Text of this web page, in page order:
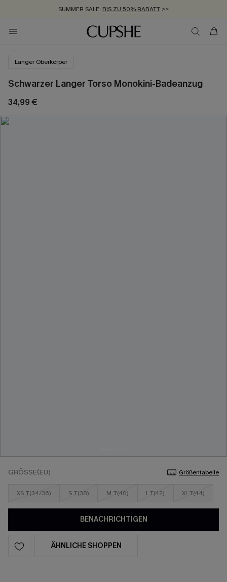
SUMMER SALE: BIS ZU 50% RABATT >>
ZUM NEWSLETTER:BIS ZU -20% EXTRA ERHALTEN
KOSTENLOSER VERSAND AB 89 €
Langer Oberkörper
Schwarzer Langer Torso Monokini-Badeanzug
34,99 €
GRÖSSE(EU) Größentabelle
XS-T(34/36) S-T(38) M-T(40) L-T(42) XL-T(44)
BENACHRICHTIGEN
ÄHNLICHE SHOPPEN